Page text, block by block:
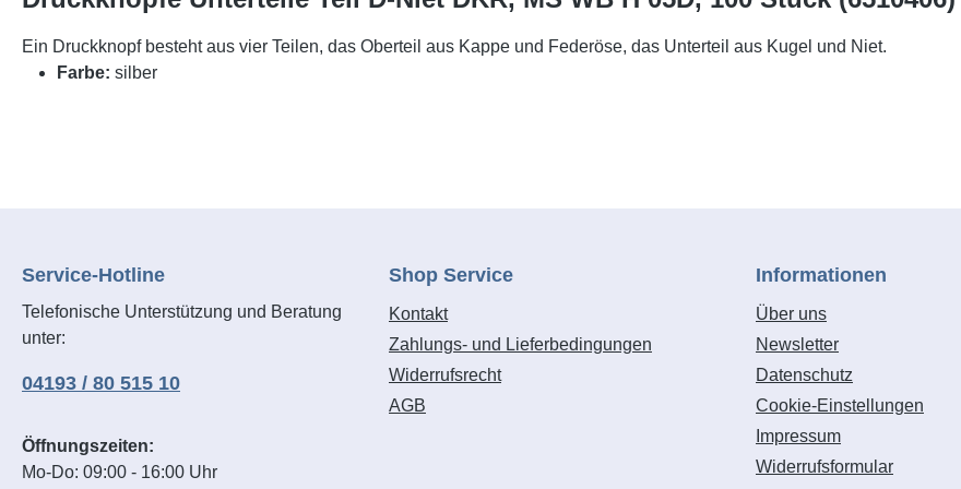
Ein Druckknopf besteht aus vier Teilen, das Oberteil aus Kappe und Federöse, das Unterteil aus Kugel und Niet.
Farbe: silber
Service-Hotline
Telefonische Unterstützung und Beratung
unter:
04193 / 80 515 10
Öffnungszeiten:
Mo-Do: 09:00 - 16:00 Uhr
Shop Service
Kontakt
Zahlungs- und Lieferbedingungen
Widerrufsrecht
AGB
Informationen
Über uns
Newsletter
Datenschutz
Cookie-Einstellungen
Impressum
Widerrufsformular